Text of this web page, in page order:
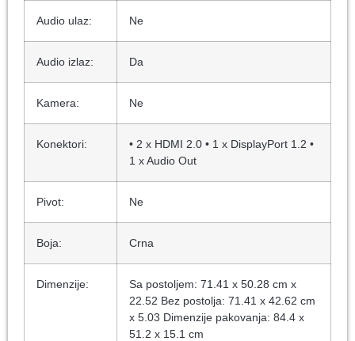
Audio ulaz: Ne
Audio izlaz: Da
Kamera: Ne
Konektori:
• 2 x HDMI 2.0 • 1 x DisplayPort 1.2 •
1 x Audio Out
Pivot: Ne
Boja: Crna
Dimenzije:
Sa postoljem: 71.41 x 50.28 cm x
22.52 Bez postolja: 71.41 x 42.62 cm
x 5.03 Dimenzije pakovanja: 84.4 x
51.2 x 15.1 cm